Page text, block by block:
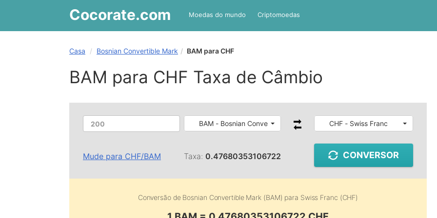
Cocorate.com Moedas do mundo Criptomoedas
Casa Bosnian Convertible Mark BAM para CHF
BAM para CHF Taxa de Câmbio
BAM - Bosnian Convertible Mark CHF - Swiss Franc
Mude para CHF/BAM Taxa: 0.47680353106722 CONVERSOR
Conversão de Bosnian Convertible Mark (BAM) para Swiss Franc (CHF)